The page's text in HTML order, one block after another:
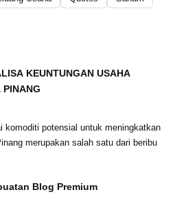
KEUNTUNGAN USAHA
PINANG
komoditi potensial untuk meningkatkan
merupakan salah satu dari beribu
Blog Premium